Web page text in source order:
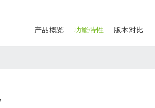
产品概览 功能特性 版本对比